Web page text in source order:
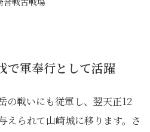
で軍奉行として活躍
の戦いにも従軍し、翌天正12
えられて山崎城に移ります。さ